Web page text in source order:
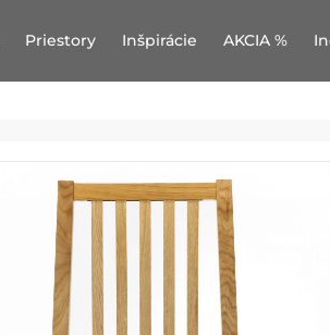
Priestory Inšpirácie AKCIA %